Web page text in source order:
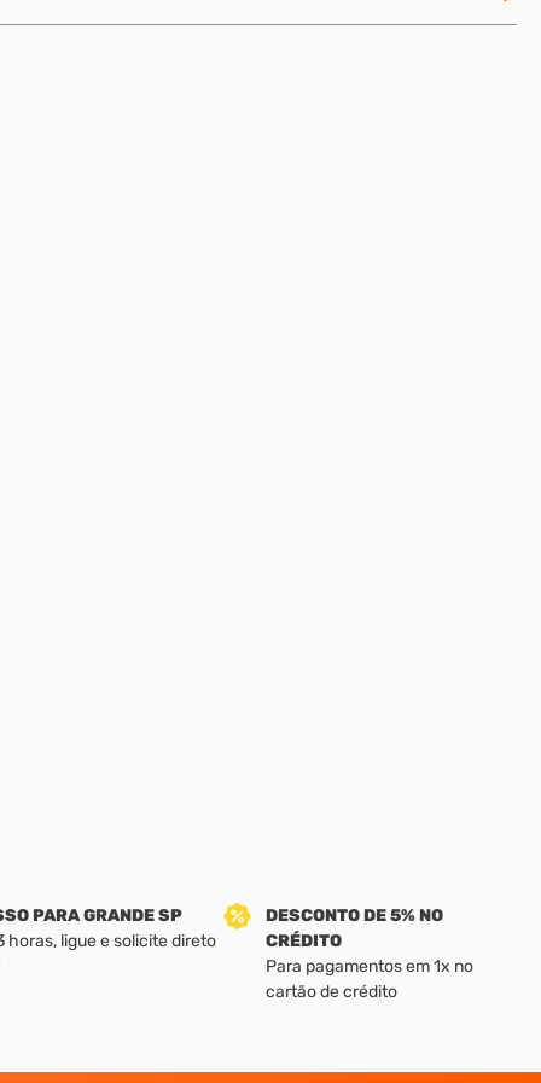
PARA GRANDE SP
horas, ligue e solicite direto
DESCONTO DE 5% NO
CRÉDITO
Para pagamentos em 1x no
cartão de crédito